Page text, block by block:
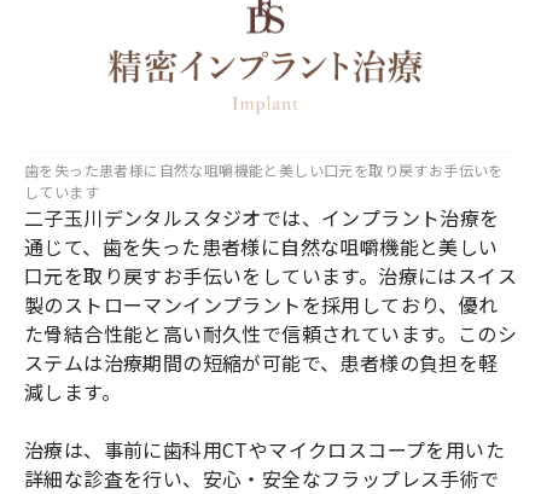
歯を失った患者様に自然な咀嚼機能と美しい口元を取り戻すお手伝いを
しています
二子玉川デンタルスタジオでは、インプラント治療を
通じて、歯を失った患者様に自然な咀嚼機能と美しい
口元を取り戻すお手伝いをしています。治療にはスイス
製のストローマンインプラントを採用しており、優れ
た骨結合性能と高い耐久性で信頼されています。このシ
ステムは治療期間の短縮が可能で、患者様の負担を軽
減します。
治療は、事前に歯科用CTやマイクロスコープを用いた
詳細な診査を行い、安心・安全なフラップレス手術で